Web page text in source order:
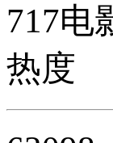
717电
热度